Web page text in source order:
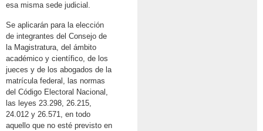
esa misma sede judicial.
Se aplicarán para la elección
de integrantes del Consejo de
la Magistratura, del ámbito
académico y científico, de los
jueces y de los abogados de la
matrícula federal, las normas
del Código Electoral Nacional,
las leyes 23.298, 26.215,
24.012 y 26.571, en todo
aquello que no esté previsto en